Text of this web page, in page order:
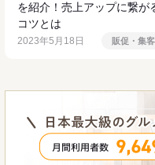
を紹介！売上アップに繋が
コツとは
2023年5月18日 販促・集客